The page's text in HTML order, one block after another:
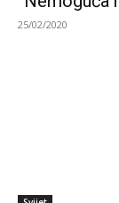
25/02/2020